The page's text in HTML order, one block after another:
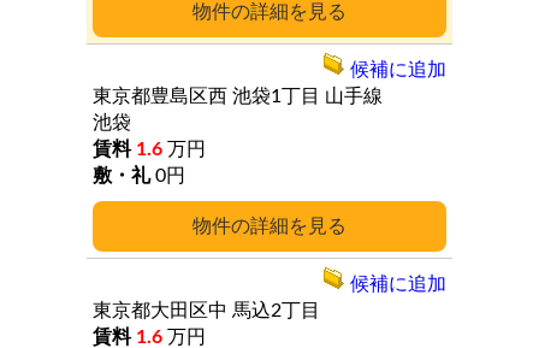
詳細
詳細
東京都豊島区西 池袋1丁目 山手線
池袋
1.6 万円
0円
候補に追加
東京都大田区中 馬込2丁目
1.6 万円
候補に追加